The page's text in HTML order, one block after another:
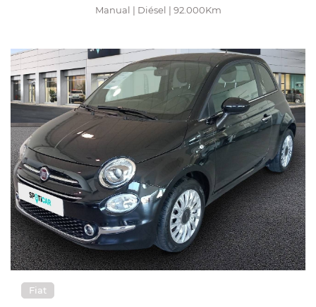
Manual | Diésel | 92.000Km
Fiat